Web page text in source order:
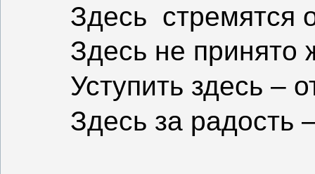
Здесь стремятся
Здесь не принято
Уступить здесь –
Здесь за радость